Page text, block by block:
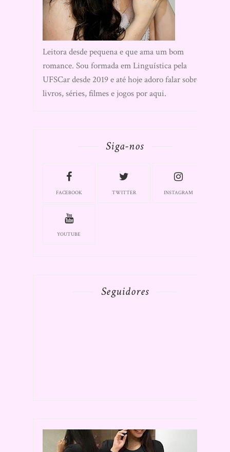
Leitora desde pequena e que ama um bom
romance. Sou formada em Linguística pela
UFSCar desde 2019 e até hoje adoro falar sobre
livros, séries, filmes e jogos por aqui.
Siga-nos
FACEBOOK TWITTER INSTAGRAM
YOUTUBE
Seguidores